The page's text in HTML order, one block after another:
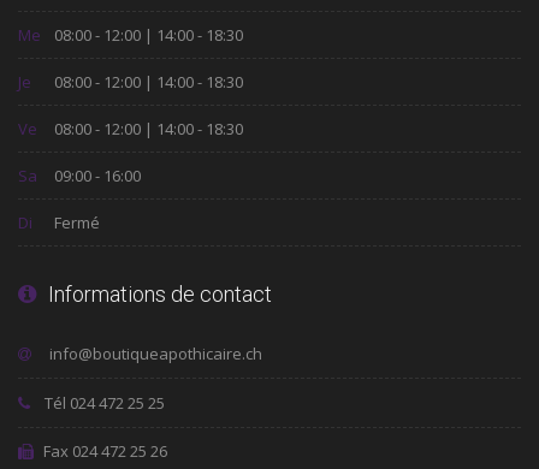
Me 08:00 - 12:00 | 14:00 - 18:30
Je 08:00 - 12:00 | 14:00 - 18:30
Ve 08:00 - 12:00 | 14:00 - 18:30
Sa 09:00 - 16:00
Di Fermé
Informations de contact
Tél 024 472 25 25
Fax 024 472 25 26